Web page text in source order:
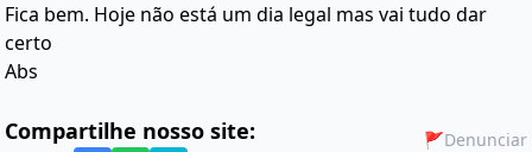
Fica bem. Hoje não está um dia legal mas vai tudo dar
certo
Abs
Compartilhe nosso site: 🚩Denunciar